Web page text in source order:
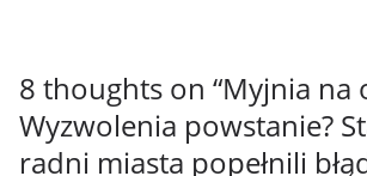
8 thoughts on “Myjnia na
Wyzwolenia powstanie?
radni miasta popełnili